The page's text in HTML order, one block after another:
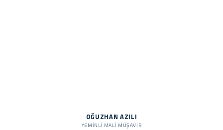
OĞUZHAN AZILI
YEMINLI MALI MÜŞAVIR